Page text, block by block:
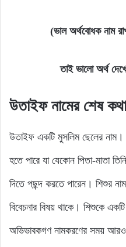
(ভাল অর্থবোধক নাম
তাই ভালো অর্থ
উতাইফ নামের শেষ
উতাইফ একটি মুসলিম ছেলের নাম।
হতে পারে যা যেকোন পিতা-মাতা
দিতে পছন্দ করতে পারেন। শিশুর
বিবেচনার বিষয় থাকে। শিশুকে
অভিভাবকগণ নামকরণের সময় আরও